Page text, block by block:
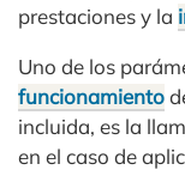
prestaciones y la
Uno de los
funcionamiento
incluida, es la
en el caso de